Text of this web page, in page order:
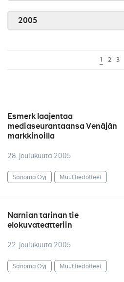
2005
1 2 3
Esmerk laajentaa
mediaseurantaansa Venäjän
markkinoilla
28. joulukuuta 2005
Sanoma Oyj Muut tiedotteet
Narnian tarinan tie
elokuvateatteriin
22. joulukuuta 2005
Sanoma Oyj Muut tiedotteet